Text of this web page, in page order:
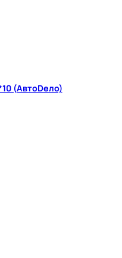
(АвтоDело)